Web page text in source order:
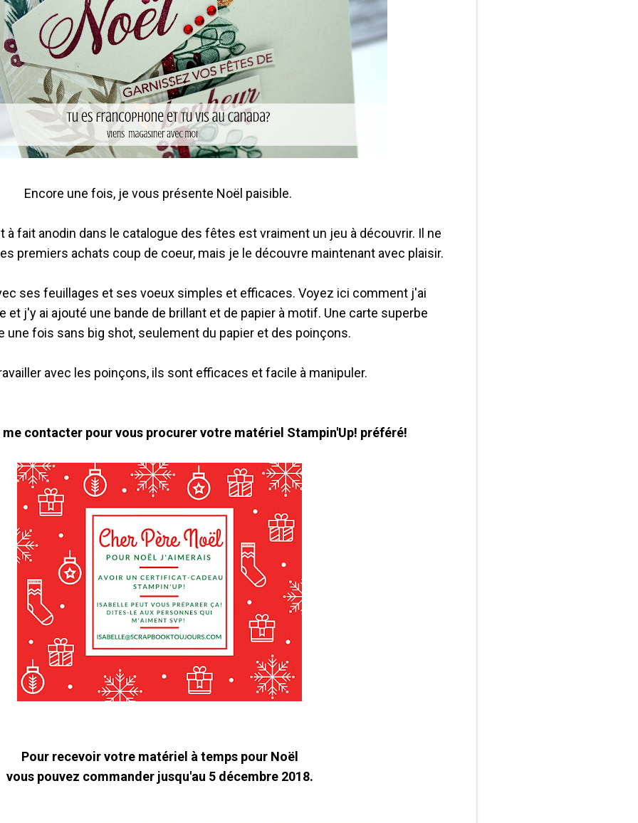
Encore une fois, je vous présente Noël paisible.
à fait anodin dans le catalogue des fêtes est vraiment un jeu à découvrir. Il ne
premiers achats coup de coeur, mais je le découvre maintenant avec plaisir.
ses feuillages et ses voeux simples et efficaces. Voyez ici comment j'ai
et j'y ai ajouté une bande de brillant et de papier à motif. Une carte superbe
une fois sans big shot, seulement du papier et des poinçons.
avec les poinçons, ils sont efficaces et facile à manipuler.
me contacter pour vous procurer votre matériel Stampin'Up! préféré!
Pour recevoir votre matériel à temps pour Noël
vous pouvez commander jusqu'au 5 décembre 2018.